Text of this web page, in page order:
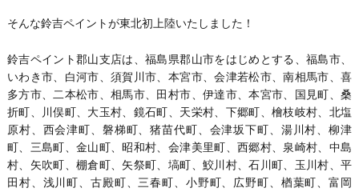
そんな鈴吉ペイントが東北初上陸いたしました！
鈴吉ペイント郡山支店は、福島県郡山市をはじめとする、福島市、
いわき市、白河市、須賀川市、本宮市、会津若松市、南相馬市、喜
多方市、二本松市、相馬市、田村市、伊達市、本宮市、国見町、桑
折町、川俣町、大玉村、鏡石町、天栄村、下郷町、檜枝岐村、北塩
原村、西会津町、磐梯町、猪苗代町、会津坂下町、湯川村、柳津
町、三島町、金山町、昭和村、会津美里町、西郷村、泉崎村、中島
村、矢吹町、棚倉町、矢祭町、塙町、鮫川村、石川町、玉川村、平
田村、浅川町、古殿町、三春町、小野町、広野町、楢葉町、富岡